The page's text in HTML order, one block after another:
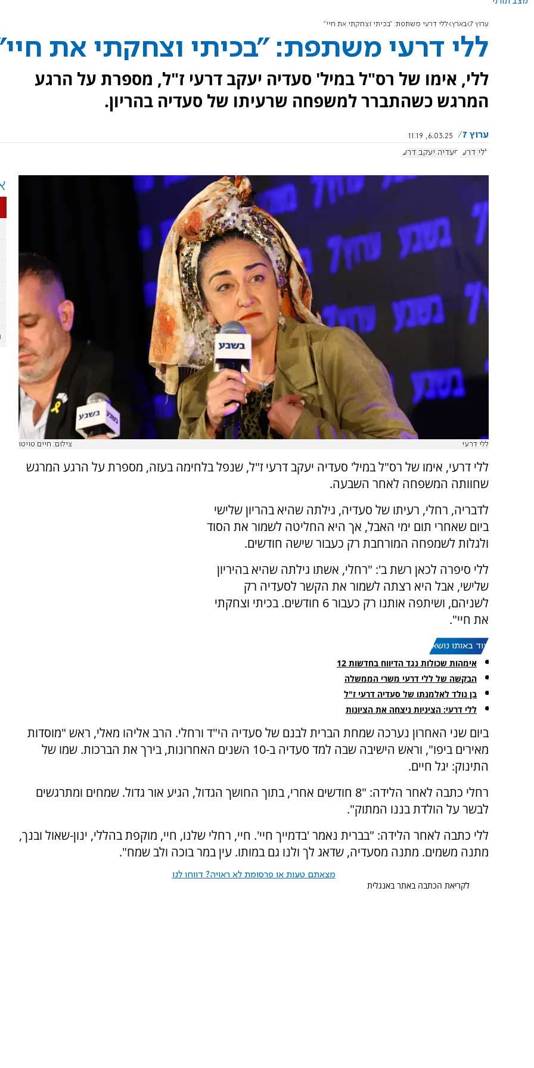
ערוץ 7 בארץ ללי דרעי משתפת: "בכיתי וצחקתי את חיי"
ללי דרעי משתפת: "בכיתי וצחקתי את
ללי, אימו של רס"ל במיל' סעדיה יעקב דרעי ז"ל, מספרת על הרגע
המרגש כשהתברר למשפחה שרעיתו של סעדיה בהריון.
ערוץ 7
6.03.25, 11:19
ללי דרעי סעדיה יעקב דרעי
ללי דרעי צילום: חיים טויטו
ללי דרעי, אימו של רס"ל במיל' סעדיה יעקב דרעי ז"ל, שנפל בלחימה בעזה, מספרת על הרגע המרגש
שחוותה המשפחה לאחר השבעה.
לדבריה, רחלי, רעיתו של סעדיה, גילתה שהיא בהריון שלישי
ביום שאחרי תום ימי האבל, אך היא החליטה לשמור את הסוד
ולגלות לשמפחה המורחבת רק כעבור שישה חודשים.
ללי סיפרה לכאן רשת ב': "רחלי, אשתו גילתה שהיא בהיריון
שלישי, אבל היא רצתה לשמור את הקשר לסעדיה רק
לשניהם, ושיתפה אותנו רק כעבור 6 חודשים. בכיתי וצחקתי
את חיי".
עוד באותו נושא:
אימהות שכולות נגד הדיווח בחדשות 12
הבקשה של ללי דרעי משרי הממשלה
בן נולד לאלמנתו של סעדיה דרעי ז"ל
ללי דרעי: הציניות ניצחה את הציונות
ביום שני האחרון נערכה שמחת הברית לבנם של סעדיה הי"ד ורחלי. הרב אליהו מאלי, ראש "מוסדות
מאירים ביפו", וראש הישיבה שבה למד סעדיה ב-10 השנים האחרונות, בירך את הברכות. שמו של
התינוק: יגל חיים.
רחלי כתבה לאחר הלידה: "8 חודשים אחרי, בתוך החושך הגדול, הגיע אור גדול. שמחים ומתרגשים
לבשר על הולדת בננו המתוק".
ללי כתבה לאחר הלידה: "בברית נאמר 'בדמייך חיי'. חיי, רחלי שלנו, חיי, מוקפת בהללי, ינון-שאול ובנך,
מתנה משמים. מתנה מסעדיה, שדאג לך ולנו גם במותו. עין במר בוכה ולב שמח".
מצאתם טעות או פרסומת לא ראויה? דווחו לנו
לקריאת הכתבה באתר באנגלית